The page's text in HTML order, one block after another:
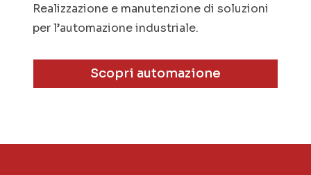
Realizzazione e manutenzione di soluzioni
per l’automazione industriale.
Scopri automazione